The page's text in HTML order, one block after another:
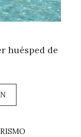
huésped de